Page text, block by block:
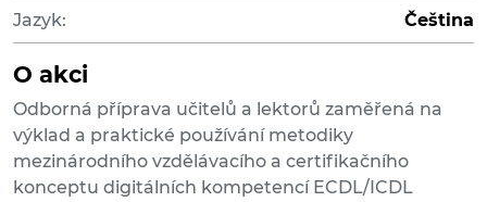
Jazyk: Čeština
O akci
Odborná příprava učitelů a lektorů zaměřená na
výklad a praktické používání metodiky
mezinárodního vzdělávacího a certifikačního
konceptu digitálních kompetencí ECDL/ICDL